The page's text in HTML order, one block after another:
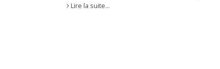
Lire la suite…